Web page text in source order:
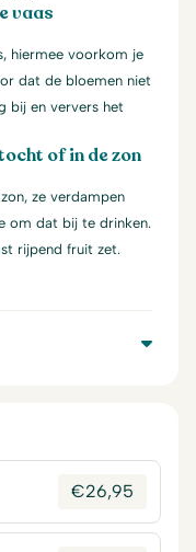
vaas
hiermee voorkom je
dat de bloemen niet
bij en ververs het
of in de zon
ze verdampen
om dat bij te drinken.
rijpend fruit zet.
€26,95